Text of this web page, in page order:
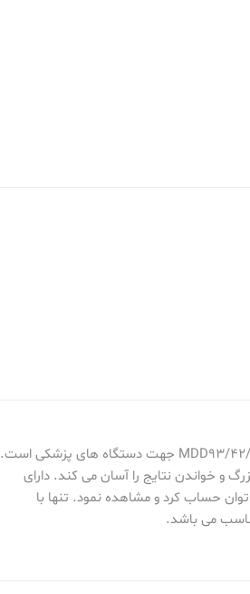
دیجیتال جامپر مدل JPD-HA100، این نوع فشارسنج دارای تاییدیه FDA آمریکا، CE اروپا بر پایه استاندار MDD93/42/EEC جهت دستگاه های پزشکی است.
و خواندن نتایج را آسان می کند. دارای
نتایج را می توان حساب کرد و مشاهده نمود. تنها با